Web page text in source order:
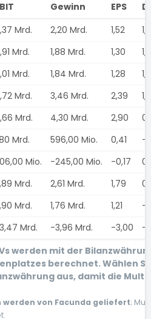
Gewinn EPS
Mrd. 2,20 Mrd. 1,52
Mrd. 1,88 Mrd. 1,30
Mrd. 1,84 Mrd. 1,28
Mrd. 3,46 Mrd. 2,39
Mrd. 4,30 Mrd. 2,90
Mrd. 596,00 Mio. 0,41
-
Mio. -245,00 Mio. -0,17
Mrd. 2,61 Mrd. 1,79
Mrd. 1,76 Mrd. 1,21
-
Mrd. -3,96 Mrd. -3,00
-
werden mit der
berechnet. Wählen
aus, damit die
von Facunda geliefert;